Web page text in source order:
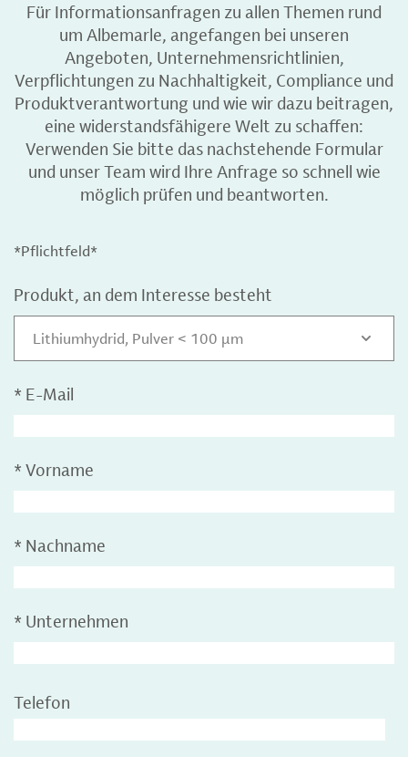
Für Informationsanfragen zu allen Themen rund
um Albemarle, angefangen bei unseren
Angeboten, Unternehmensrichtlinien,
Verpflichtungen zu Nachhaltigkeit, Compliance und
Produktverantwortung und wie wir dazu beitragen,
eine widerstandsfähigere Welt zu schaffen:
Verwenden Sie bitte das nachstehende Formular
und unser Team wird Ihre Anfrage so schnell wie
möglich prüfen und beantworten.
*Pflichtfeld*
Produkt, an dem Interesse besteht
Lithiumhydrid, Pulver < 100 µm
* E-Mail
* Vorname
* Nachname
* Unternehmen
Telefon